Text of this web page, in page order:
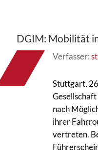
DGIM: Mobilität
Verfasser:
Stuttgart,
nach
ihrer
vertreten.